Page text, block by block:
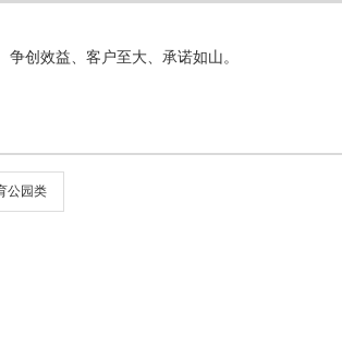
争创效益、客户至大、承诺如山。
公园类